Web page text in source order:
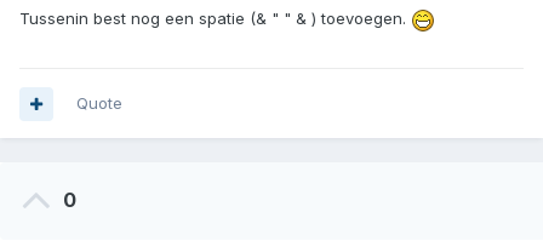
Tussenin best nog een spatie (& " " & ) toevoegen.
Quote
0